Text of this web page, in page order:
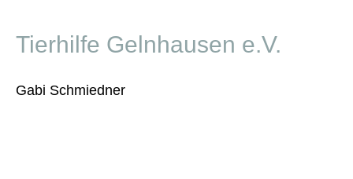
Tierhilfe Gelnhausen e.V.
Gabi Schmiedner